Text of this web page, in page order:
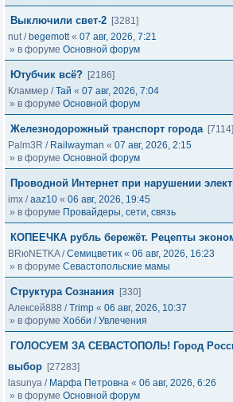
Выключили свет-2 [3281]
nut/ begemott« 07 авг, 2026, 7:21
» в форуме Основной форум
Ютубчик всё? [2186]
Кламмер /Тай « 07 авг, 2026, 7:04
» в форуме Основной форум
Железнодорожный транспорт города [7114]
Palm3R / Railwayman « 07 авг, 2026, 2:15
» в форуме Основной форум
Проводной Интернет при нарушении
imx /aaz10 « 06 авг, 2026, 19:45
» в форуме Провайдеры, сети, связь
КОПЕЕЧКА рубль бережёт. Рецепты
BRюNETKA/Семицветик « 06 авг, 2026, 16:23
» в форуме Севастопольские мамы
Структура Сознания
[330]
Алексей888 /Trimp « 06 авг, 2026, 10:37
» в форуме Хобби / Увлечения
ГОЛОСУЕМ ЗА СЕВАСТОПОЛЬ! Город
выбор [27283]
lasunya / Марфа Петровна « 06 авг, 2026, 6:26
» в форуме Основной форум